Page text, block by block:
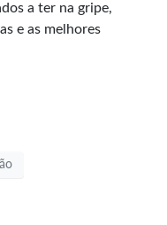
a ter na gripe,
e as melhores